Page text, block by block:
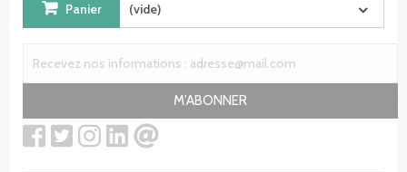
Panier (vide)
M'ABONNER